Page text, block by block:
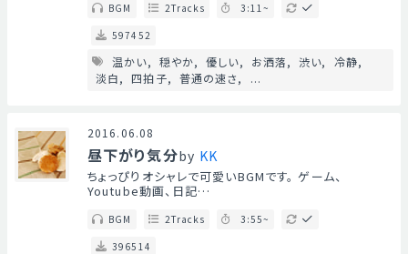
BGM 2Tracks
3:11~
597452
温かい 穏やか 優しい お洒落 渋い
冷静
淡白
四拍子 普通の速さ ...
2016.06.08
昼下がり気分by KK
ちょっぴりオシャレで可愛いBGMです。 ゲーム、
Youtube動画、日記…
BGM 2Tracks
3:55~
396514